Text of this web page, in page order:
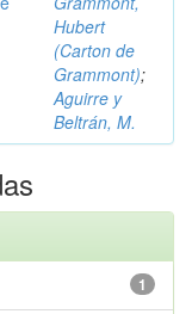
Hubert
(Carton de
Grammont);
Aguirre y
Beltrán, M.
1